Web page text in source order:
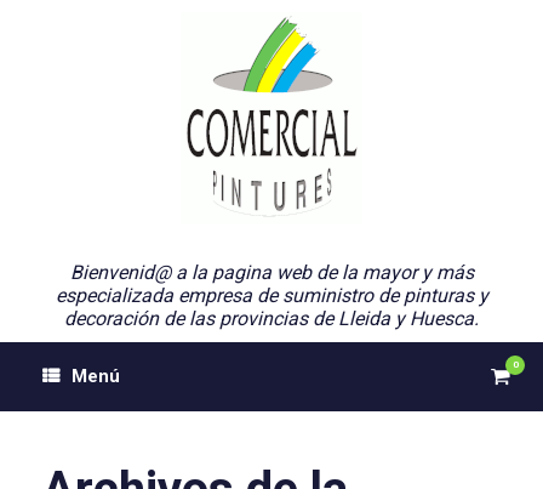
Bienvenid@ a la pagina web de la mayor y más
especializada empresa de suministro de pinturas y
decoración de las provincias de Lleida y Huesca.
Menú
Ver
0